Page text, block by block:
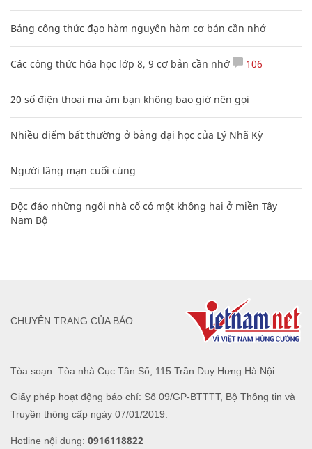
Bảng công thức đạo hàm nguyên hàm cơ bản cần nhớ
Các công thức hóa học lớp 8, 9 cơ bản cần nhớ 106
20 số điện thoại ma ám bạn không bao giờ nên gọi
Nhiều điểm bất thường ở bằng đại học của Lý Nhã Kỳ
Người lãng mạn cuối cùng
Độc đáo những ngôi nhà cổ có một không hai ở miền Tây
Nam Bộ
Tòa soạn: Tòa nhà Cục Tần Số, 115 Trần Duy Hưng Hà Nội
Giấy phép hoạt động báo chí: Số 09/GP-BTTTT, Bộ Thông tin và
Truyền thông cấp ngày 07/01/2019.
Hotline nội dung: 0916118822
CHUYÊN TRANG CỦA BÁO